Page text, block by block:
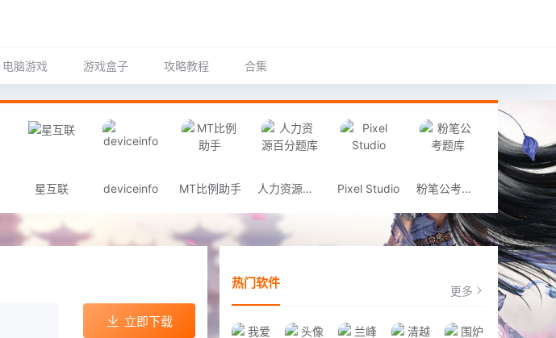
电脑游戏 游戏盒子 攻略教程 合集
星互联 deviceinfo MT比例助手 人力资源百分题库 Pixel Studio 粉笔公考题库
立即下载
热门软件 更多